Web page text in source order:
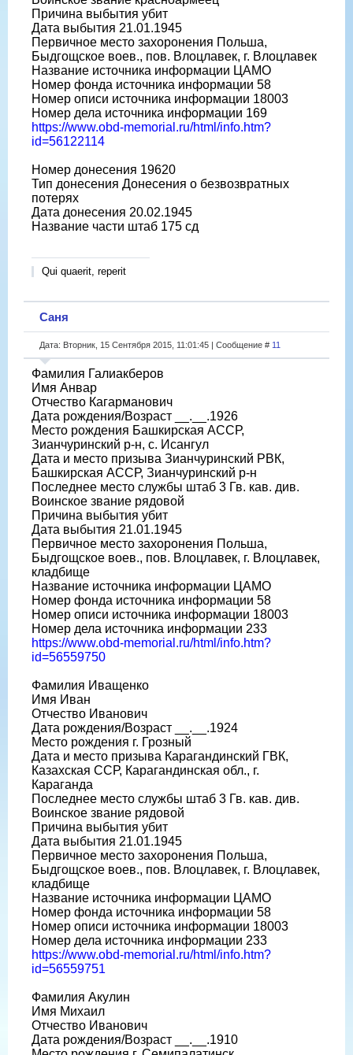
Причина выбытия убит
Дата выбытия 21.01.1945
Первичное место захоронения Польша,
Быдгощское воев., пов. Влоцлавек, г. Влоцлавек
Название источника информации ЦАМО
Номер фонда источника информации 58
Номер описи источника информации 18003
Номер дела источника информации 169
https://www.obd-memorial.ru/html/info.htm?
id=56122114
Номер донесения 19620
Тип донесения Донесения о безвозвратных
потерях
Дата донесения 20.02.1945
Название части штаб 175 сд
Qui quaerit, reperit
Саня
Дата: Вторник, 15 Сентября 2015, 11:01:45 | Сообщение # 11
Фамилия Галиакберов
Имя Анвар
Отчество Кагарманович
Дата рождения/Возраст __.__.1926
Место рождения Башкирская АССР,
Зианчуринский р-н, с. Исангул
Дата и место призыва Зианчуринский РВК,
Башкирская АССР, Зианчуринский р-н
Последнее место службы штаб 3 Гв. кав. див.
Воинское звание рядовой
Причина выбытия убит
Дата выбытия 21.01.1945
Первичное место захоронения Польша,
Быдгощское воев., пов. Влоцлавек, г. Влоцлавек,
кладбище
Название источника информации ЦАМО
Номер фонда источника информации 58
Номер описи источника информации 18003
Номер дела источника информации 233
https://www.obd-memorial.ru/html/info.htm?
id=56559750
Фамилия Иващенко
Имя Иван
Отчество Иванович
Дата рождения/Возраст __.__.1924
Место рождения г. Грозный
Дата и место призыва Карагандинский ГВК,
Казахская ССР, Карагандинская обл., г.
Караганда
Последнее место службы штаб 3 Гв. кав. див.
Воинское звание рядовой
Причина выбытия убит
Дата выбытия 21.01.1945
Первичное место захоронения Польша,
Быдгощское воев., пов. Влоцлавек, г. Влоцлавек,
кладбище
Название источника информации ЦАМО
Номер фонда источника информации 58
Номер описи источника информации 18003
Номер дела источника информации 233
https://www.obd-memorial.ru/html/info.htm?
id=56559751
Фамилия Акулин
Имя Михаил
Отчество Иванович
Дата рождения/Возраст __.__.1910